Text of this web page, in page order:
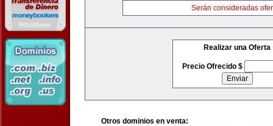
Serán consideradas
Realizar una Oferta
Precio Ofrecido $
Otros dominios en venta: